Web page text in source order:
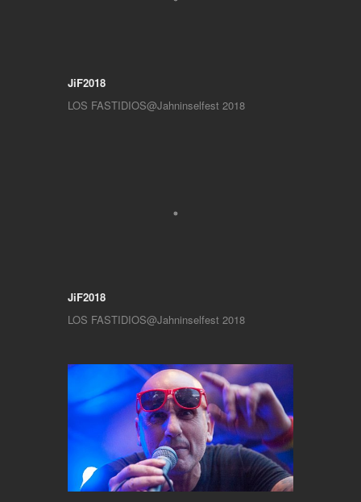
JiF2018
LOS FASTIDIOS@Jahninselfest 2018
JiF2018
LOS FASTIDIOS@Jahninselfest 2018